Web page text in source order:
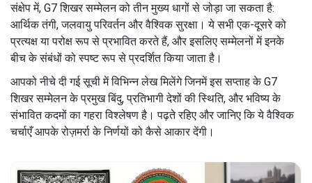
संक्षेप में, G7 शिखर सम्मेलन को तीन मुख्य धागों से जोड़ा जा सकता है:
आर्थिक तंगी, जलवायु परिवर्तन और वैश्विक सुरक्षा। ये सभी एक-दूसरे को
प्रत्यक्ष या परोक्ष रूप से प्रभावित करते हैं, और इसलिए सम्मेलनों में इनके
बीच के संबंधों को स्पष्ट रूप से प्रदर्शित किया जाता है।
आपको नीचे दी गई सूची में विभिन्न लेख मिलेंगे जिनमें इस सप्ताह के G7
शिखर सम्मेलन के प्रमुख बिंदु, प्रतिभागी देशों की स्थिति, और भविष्य के
संभावित कदमों का गहरा विश्लेषण है। पढ़ते रहिए और जानिए कि ये वैश्विक
चर्चाएँ आपके रोज़मर्रा के निर्णयों को कैसे आकार देंगी।